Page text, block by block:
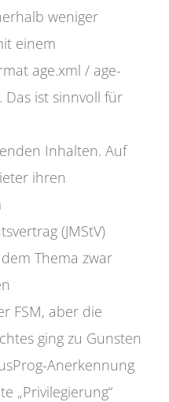
weniger
einem
age.xml / age-
Das ist sinnvoll für
Inhalten. Auf
ihren
(JMStV)
Thema zwar
FSM, aber die
ging zu Gunsten
Anerkennung
„Privilegierung“